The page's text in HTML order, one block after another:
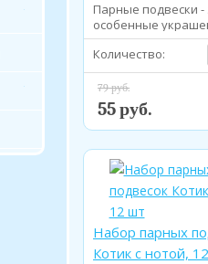
Парные подвески -
особенные
которые символи...
Количество:
79 руб.
55 руб.
Набор парных
Котик с нотой,